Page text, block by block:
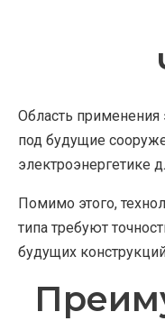
Область применения
под будущие
электроэнергетике
Помимо этого,
типа требуют
будущих